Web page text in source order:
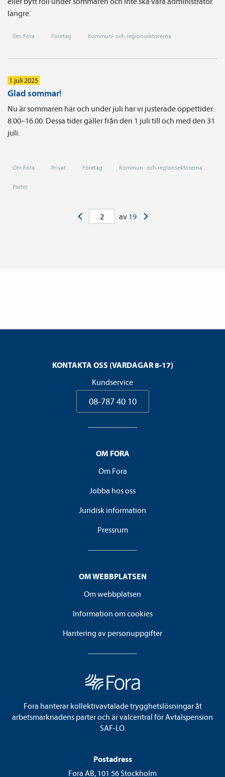
längre.
Om Fora Företag Kommun- och regionsektorerna
1 juli 2025
Glad sommar!
Nu är sommaren här och under juli har vi justerade öppettider:
8.00–16.00. Dessa tider gäller från den 1 juli till och med den 31
juli.
Om Fora Privat Företag Kommun- och regionsektorerna
Parter
av 19
KONTAKTA OSS (VARDAGAR 8-17)
Kundservice
08-787 40 10
OM FORA
Om Fora
Jobba hos oss
Juridisk information
Pressrum
OM WEBBPLATSEN
Om webbplatsen
Information om cookies
Hantering av personuppgifter
Fora hanterar kollektivavtalade trygghetslösningar åt
arbetsmarknadens parter och är valcentral för Avtalspension
SAF-LO.
Postadress
Fora AB, 101 56 Stockholm